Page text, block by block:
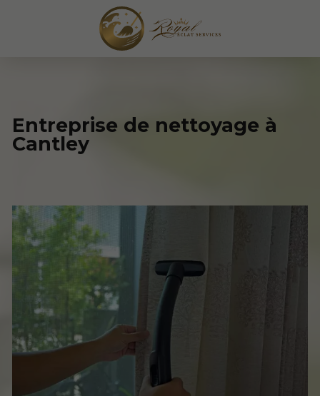
Entreprise de nettoyage à
Cantley